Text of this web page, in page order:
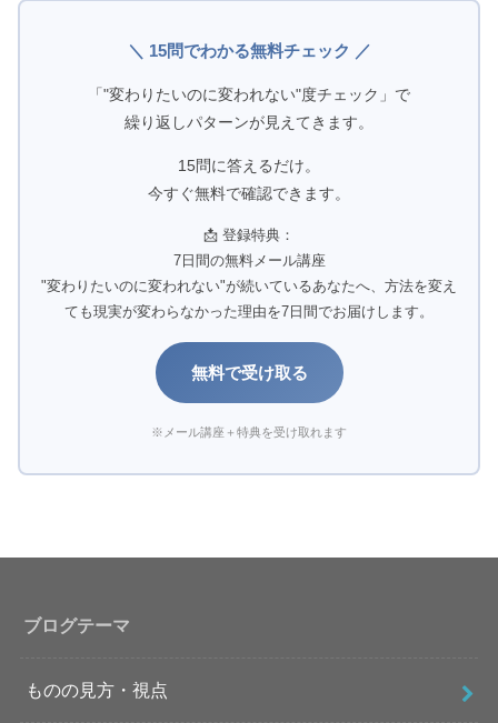
＼ 15問でわかる無料チェック ／
「"変わりたいのに変われない"度チェック」で
繰り返しパターンが見えてきます。
15問に答えるだけ。
今すぐ無料で確認できます。
📩 登録特典：
7日間の無料メール講座
"変わりたいのに変われない"が続いているあなたへ、方法を変え
ても現実が変わらなかった理由を7日間でお届けします。
無料で受け取る
※メール講座＋特典を受け取れます
ブログテーマ
ものの見方・視点